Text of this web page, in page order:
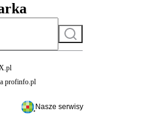
Szukaj
otwiera się w nowej karcie
profinfo.plotwiera się w nowej karcie
Nasze serwisy